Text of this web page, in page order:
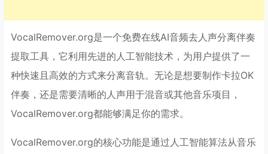
VocalRemover.org是一个免费在线AI音频去人声分离伴奏
提取工具，它利用先进的人工智能技术，为用户提供了一
种快速且高效的方式来分离音轨。无论是想要制作卡拉OK
伴奏，还是需要清晰的人声用于混音或其他音乐项目，
VocalRemover.org都能够满足你的需求。
VocalRemover.org的核心功能是通过人工智能算法从音乐